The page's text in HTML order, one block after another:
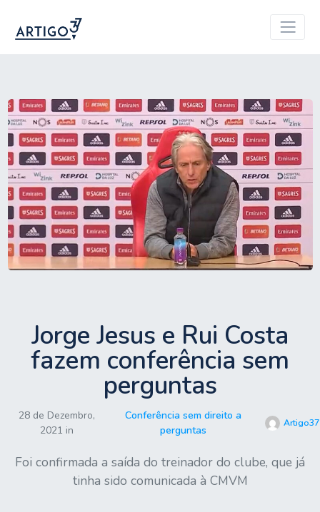
Jorge Jesus e Rui Costa
fazem conferência sem
perguntas
28 de Dezembro,
2021 in
Conferência sem direito a
perguntas
Artigo37
Foi confirmada a saída do treinador do clube, que já
tinha sido comunicada à CMVM